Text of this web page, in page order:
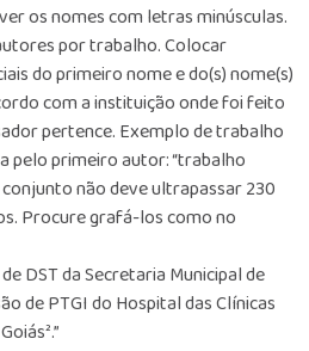
os nomes com letras minúsculas.
por trabalho. Colocar
do primeiro nome e do(s) nome(s)
com a instituição onde foi feito
pertence. Exemplo de trabalho
pelo primeiro autor: “trabalho
não deve ultrapassar 230
Procure grafá-los como no
DST da Secretaria Municipal de
de PTGI do Hospital das Clínicas